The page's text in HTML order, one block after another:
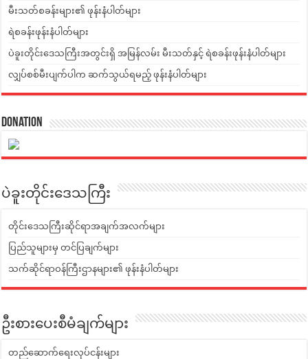
မီးသတ်စခန်းများ၏ ဖုန်းနံပါတ်များ
ရဲစခန်းဖုန်းနံပါတ်များ
ပဲခူးတိုင်းဒေသကြီးအတွင်းရှိ အမြန်လမ်း မီးသတ်နှင့် ရဲစခန်းဖုန်းနံပါတ်များ
လျှပ်စစ်မီးပျက်ပါက ဆက်သွယ်ရမည့် ဖုန်းနံပါတ်များ
Donation
ပဲခူးတိုင်းဒေသကြီး
တိုင်းဒေသကြီးဆိုင်ရာအချက်အလက်များ
ပြည်သူများမှ တင်ပြချက်များ
သက်ဆိုင်ရာဝန်ကြီးဌာနများ၏ ဖုန်းနံပါတ်များ
ဦးစားပေးစီမံချက်များ
တည်ဆောက်ရေးလုပ်ငန်းများ